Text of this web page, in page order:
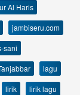
Al Haris
jambiseru.com
sani
lagu
lirik
lirik lagu